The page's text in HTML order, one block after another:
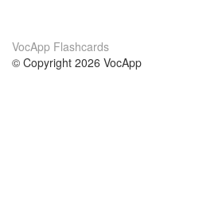
VocApp Flashcards
© Copyright 2026 VocApp